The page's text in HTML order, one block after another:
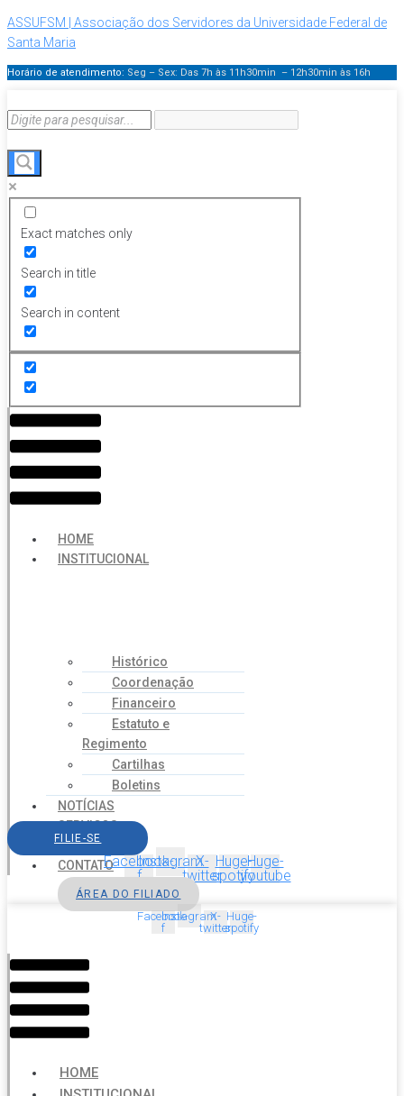
ASSUFSM | Associação dos Servidores da Universidade Federal de
Santa Maria
Horário de atendimento: Seg – Sex: Das 7h às 11h30min – 12h30min às 16h
Exact matches only
Search in title
Search in content
Menu
HOME
INSTITUCIONAL
Histórico
Coordenação
Financeiro
Estatuto e
Regimento
Cartilhas
Boletins
NOTÍCIAS
SERVIÇOS
AGENDA
CONTATO
FILIE-SE
Facebook-
f
InstagramX-
twitter
Huge-
spotify
Huge-
youtube
ÁREA DO FILIADO
Facebook-
f
InstagramX-
twitter
Huge-
spotify
Menu
HOME